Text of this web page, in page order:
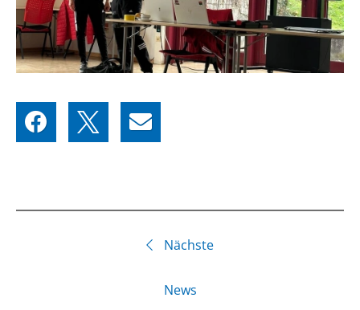
Nächste
News